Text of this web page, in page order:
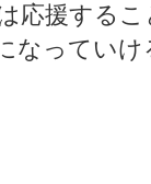
応援する
なってい